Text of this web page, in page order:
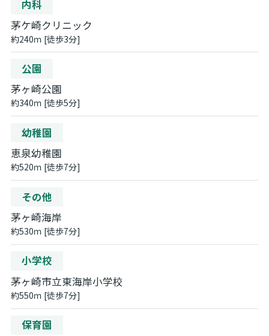
内科
茅ケ崎クリニック
約240ｍ [徒歩3分]
公園
茅ヶ崎公園
約340ｍ [徒歩5分]
幼稚園
恵泉幼稚園
約520ｍ [徒歩7分]
その他
茅ヶ崎海岸
約530ｍ [徒歩7分]
小学校
茅ヶ崎市立東海岸小学校
約550ｍ [徒歩7分]
保育園